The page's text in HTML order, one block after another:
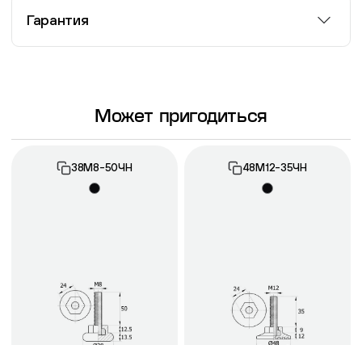
Гарантия
Информация о гарантии
Может пригодиться
38М8-50ЧН 48М12-35ЧН